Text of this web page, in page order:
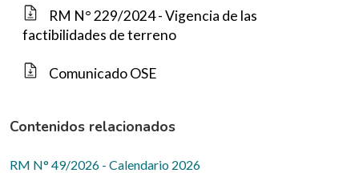
RM N° 229/2024 - Vigencia de las
factibilidades de terreno
Comunicado OSE
Contenidos relacionados
RM N° 49/2026 - Calendario 2026